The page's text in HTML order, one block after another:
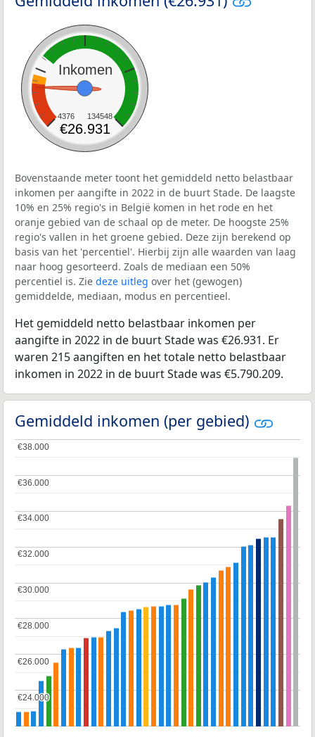
Inkomen
4376 134548
€26.931
Bovenstaande meter toont het gemiddeld netto belastbaar
inkomen per aangifte in 2022 in de buurt Stade. De laagste
10% en 25% regio's in België komen in het rode en het
oranje gebied van de schaal op de meter. De hoogste 25%
regio's vallen in het groene gebied. Deze zijn berekend op
basis van het 'percentiel'. Hierbij zijn alle waarden van laag
naar hoog gesorteerd. Zoals de mediaan een 50%
percentiel is. Zie deze uitleg over het (gewogen)
gemiddelde, mediaan, modus en percentieel.
Het gemiddeld netto belastbaar inkomen per
aangifte in 2022 in de buurt Stade was €26.931. Er
waren 215 aangiften en het totale netto belastbaar
inkomen in 2022 in de buurt Stade was €5.790.209.
Gemiddeld inkomen (per gebied)
€24.000
€24.000
€26.000
€26.000
€28.000
€28.000
€30.000
€30.000
€32.000
€32.000
€34.000
€34.000
€36.000
€36.000
€38.000
€38.000